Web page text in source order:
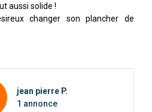
aussi solide !
changer son plancher de
jean pierre P.
1 annonce